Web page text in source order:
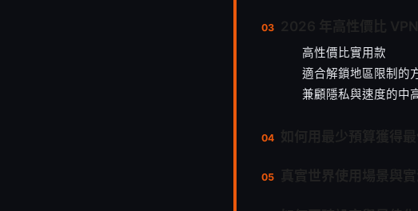
高性價比實用款
適合解鎖地區限制的
兼顧隱私與速度的中